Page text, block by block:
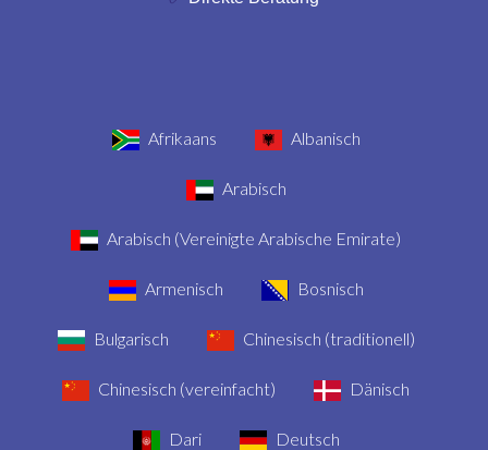
Afrikaans Albanisch
Arabisch
Arabisch (Vereinigte Arabische Emirate)
Armenisch Bosnisch
Bulgarisch Chinesisch (traditionell)
Chinesisch (vereinfacht) Dänisch
Dari Deutsch